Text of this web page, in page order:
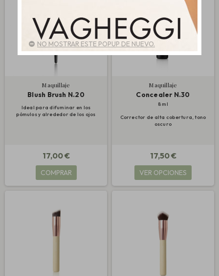
Maquillaje
Blush Brush N.20
Ideal para difuminar en los
pómulos y alrededor de los ojos
17,00 €
COMPRAR
Maquillaje
Concealer N.30
8 ml
Corrector de alta cobertura, tono
oscuro
17,50 €
VER OPCIONES
NO MOSTRAR ESTE POPUP DE NUEVO.